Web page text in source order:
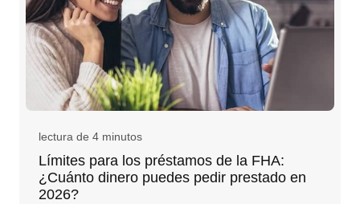
lectura de 4 minutos
Límites para los préstamos de la FHA:
¿Cuánto dinero puedes pedir prestado en
2026?